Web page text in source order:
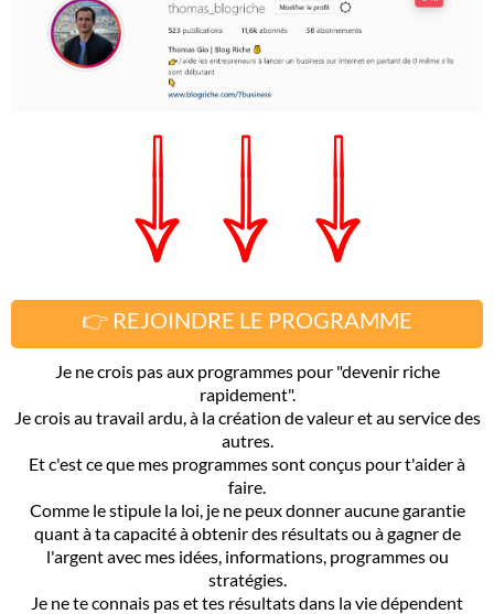
👉 REJOINDRE LE PROGRAMME
Je ne crois pas aux programmes pour "devenir riche
rapidement".
Je crois au travail ardu, à la création de valeur et au service des
autres.
Et c'est ce que mes programmes sont conçus pour t'aider à
faire.
Comme le stipule la loi, je ne peux donner aucune garantie
quant à ta capacité à obtenir des résultats ou à gagner de
l'argent avec mes idées, informations, programmes ou
stratégies.
Je ne te connais pas et tes résultats dans la vie dépendent